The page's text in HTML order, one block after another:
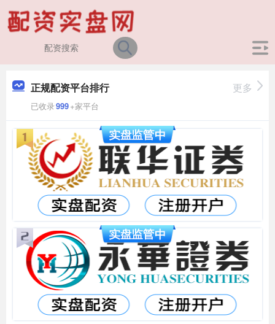
正规配资平台排行
已收录999+家平台
更多